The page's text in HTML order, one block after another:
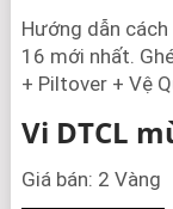
Hướng dẫn
16 mới nhất.
+ Piltover + Vệ
Vi DTCL
Giá bán: 2 Vàng